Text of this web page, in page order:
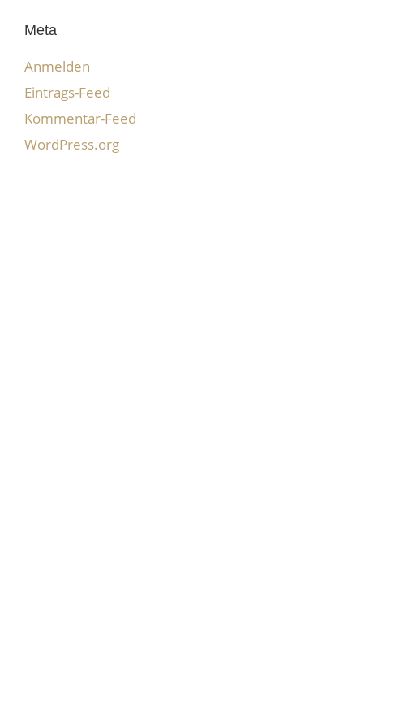
Meta
Anmelden
Eintrags-Feed
Kommentar-Feed
WordPress.org